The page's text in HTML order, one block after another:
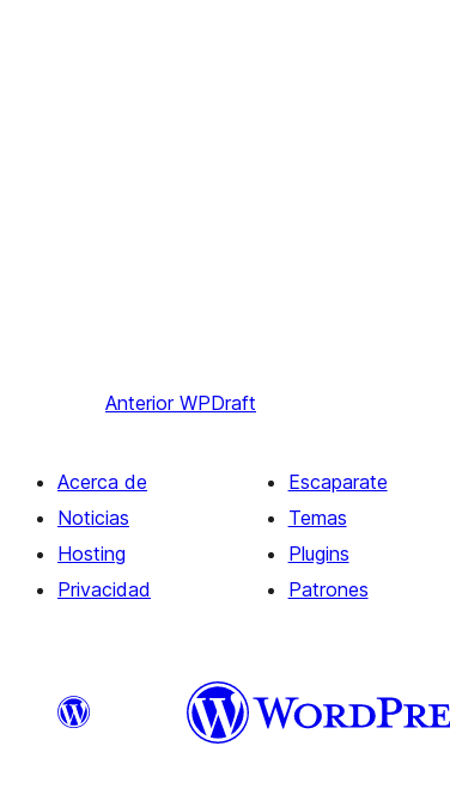
Anterior WPDraft
Acerca de
Noticias
Hosting
Privacidad
Escaparate
Temas
Plugins
Patrones